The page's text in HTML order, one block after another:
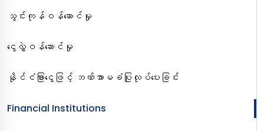
သွင်းကုန်ဝန်ဆောင်မှု
ငွေလွှဲဝန်ဆောင်မှု
နိုင်ငံခြားငွေဖြင့် ဘဏ်အာမခံပြုလုပ်ပေးခြင်း
Financial Institutions